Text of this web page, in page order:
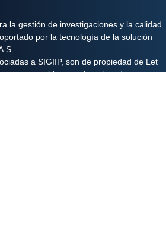
la gestión de investigaciones y la calidad
por la tecnología de la solución
a SIGIIP, son de propiedad de Let
protegidos por derechos de autor e